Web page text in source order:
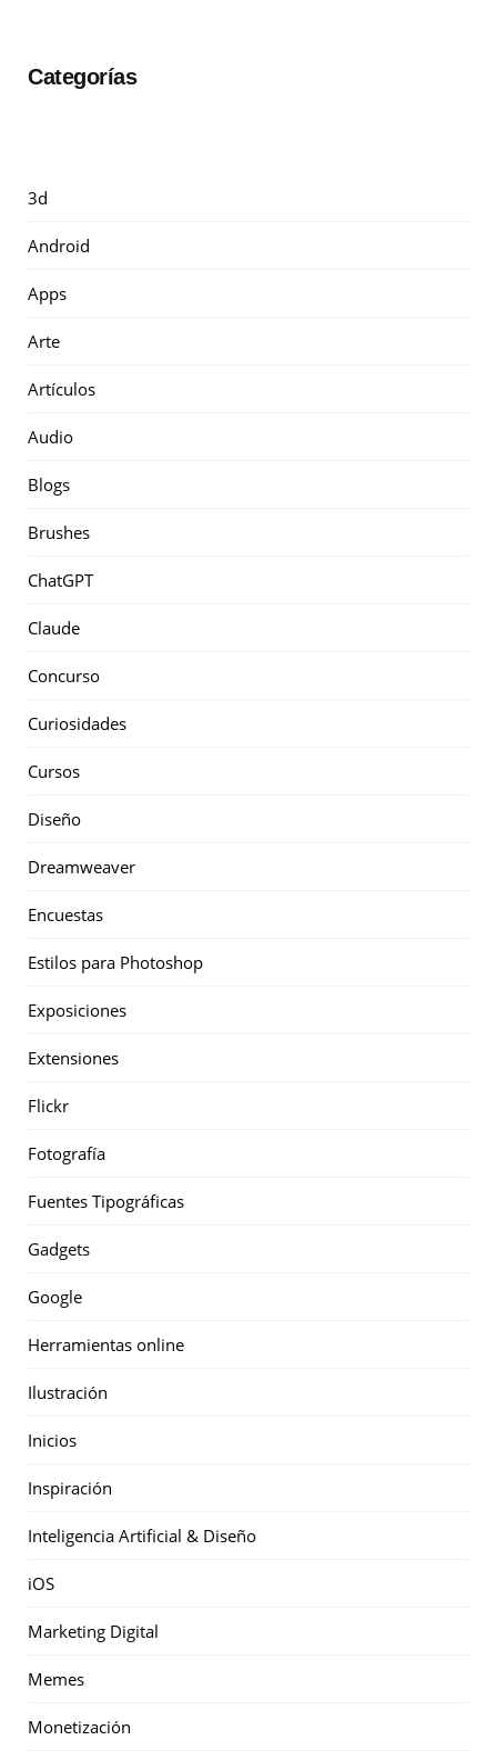
Categorías
3d
Android
Apps
Arte
Artículos
Audio
Blogs
Brushes
ChatGPT
Claude
Concurso
Curiosidades
Cursos
Diseño
Dreamweaver
Encuestas
Estilos para Photoshop
Exposiciones
Extensiones
Flickr
Fotografía
Fuentes Tipográficas
Gadgets
Google
Herramientas online
Ilustración
Inicios
Inspiración
Inteligencia Artificial & Diseño
iOS
Marketing Digital
Memes
Monetización